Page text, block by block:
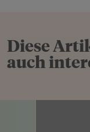
Diese
auch